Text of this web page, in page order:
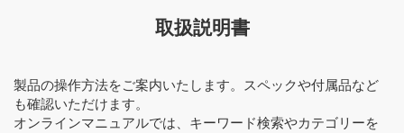
取扱説明書
製品の操作方法をご案内いたします。スペックや付属品など
も確認いただけます。
オンラインマニュアルでは、キーワード検索やカテゴリーを